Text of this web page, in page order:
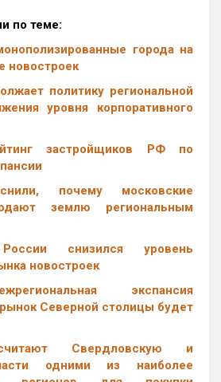
по теме:
города на
новостроек
политику региональной
уровня корпоративного
застройщиков РФ по
почему московские
землю региональным
снизился уровень
новостроек
экспансия
Северной столицы будет
Свердловскую и
одними из наиболее